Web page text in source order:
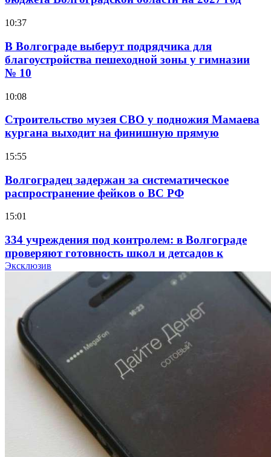
10:37
В Волгограде выберут подрядчика для
благоустройства пешеходной зоны у гимназии
№ 10
10:08
Строительство музея СВО у подножия Мамаева
кургана выходит на финишную прямую
15:55
Волгоградец задержан за систематическое
распространение фейков о ВС РФ
15:01
334 учреждения под контролем: в Волгограде
проверяют готовность школ и детсадов к
учебному году
Покушение на убийство в Волгограде: девушка
напала на незнакомую женщину с ножом
12:39
Сладкий праздник в Волгограде: в Центральном
парке прошёл фестиваль „Арбузный переполох“
Волгоградские компании нарастили экспорт:
заключены контракты на 3,6 млн долларов
Эксклюзив